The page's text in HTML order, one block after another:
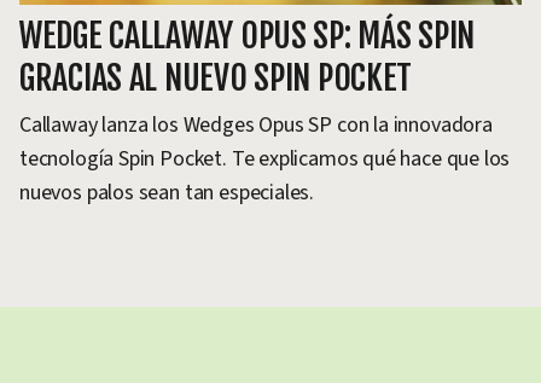
WEDGE CALLAWAY OPUS SP: MÁS SPIN
GRACIAS AL NUEVO SPIN POCKET
Callaway lanza los Wedges Opus SP con la innovadora
tecnología Spin Pocket. Te explicamos qué hace que los
nuevos palos sean tan especiales.